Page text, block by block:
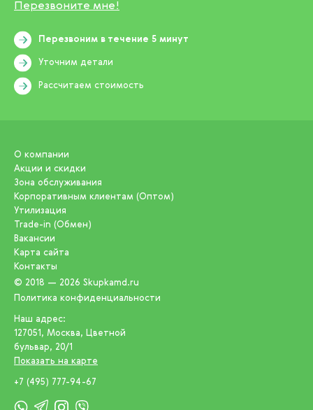
Перезвоните мне!
Перезвоним в течение 5 минут
Уточним детали
Рассчитаем стоимость
О компании
Акции и скидки
Зона обслуживания
Корпоративным клиентам (Оптом)
Утилизация
Trade-in (Обмен)
Вакансии
Карта сайта
Контакты
© 2018 — 2026 Skupkamd.ru
Политика конфиденциальности
Наш адрес:
127051 , Москва, Цветной
бульвар, 20/1
Показать на карте
+7 (495) 777-94-67